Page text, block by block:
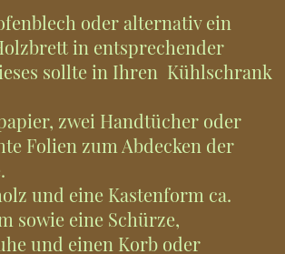
oder alternativ ein
in entsprechender
sollte in Ihren Kühlschrank
zwei Handtücher oder
Folien zum Abdecken der
und eine Kastenform ca.
sowie eine Schürze,
und einen Korb oder